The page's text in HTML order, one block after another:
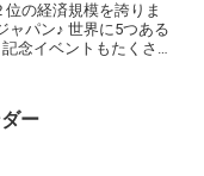
の経済規模を誇りま
念イベントもたくさん
ー